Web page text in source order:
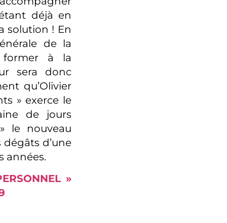
déjà en
solution ! En
de la
former à la
sera donc
qu’Olivier
» exerce le
de jours
le nouveau
d’une
années.
»